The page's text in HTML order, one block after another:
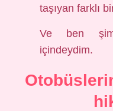
taşıyan farklı
Ve ben
içindeydim.